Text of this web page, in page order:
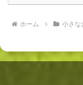
ホーム 小さな